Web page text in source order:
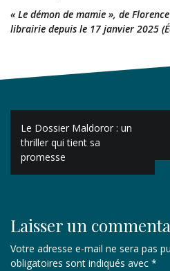
« Le démon de mamie », de
librairie depuis le 17 janvier 2025
Navigation
de
l’article
Le Dossier Maldoror : un
thriller qui tient sa
promesse
Laisser un
Votre adresse e-mail ne sera pas
obligatoires sont indiqués avec *